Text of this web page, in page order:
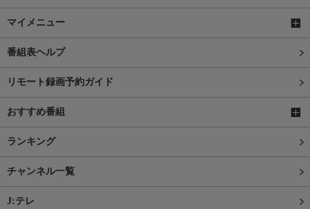
マイメニュー
番組表ヘルプ
リモート録画予約ガイド
おすすめ番組
ランキング
チャンネル一覧
J:テレ